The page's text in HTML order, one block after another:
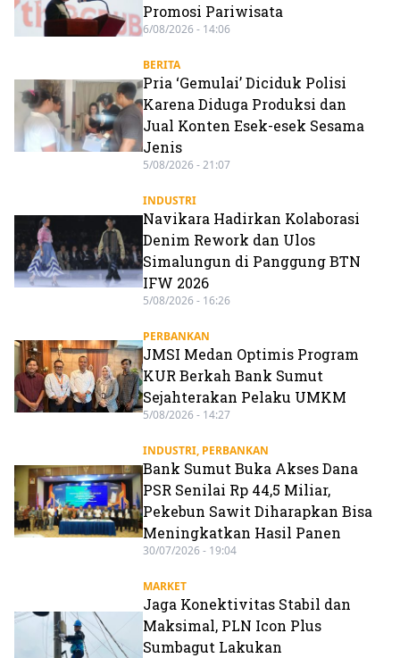
Promosi Pariwisata
6/08/2026 - 14:06
BERITA
Pria ‘Gemulai’ Diciduk Polisi
Karena Diduga Produksi dan
Jual Konten Esek-esek Sesama
Jenis
5/08/2026 - 21:07
INDUSTRI
Navikara Hadirkan Kolaborasi
Denim Rework dan Ulos
Simalungun di Panggung BTN
IFW 2026
5/08/2026 - 16:26
PERBANKAN
JMSI Medan Optimis Program
KUR Berkah Bank Sumut
Sejahterakan Pelaku UMKM
5/08/2026 - 14:27
INDUSTRI, PERBANKAN
Bank Sumut Buka Akses Dana
PSR Senilai Rp 44,5 Miliar,
Pekebun Sawit Diharapkan Bisa
Meningkatkan Hasil Panen
30/07/2026 - 19:04
MARKET
Jaga Konektivitas Stabil dan
Maksimal, PLN Icon Plus
Sumbagut Lakukan